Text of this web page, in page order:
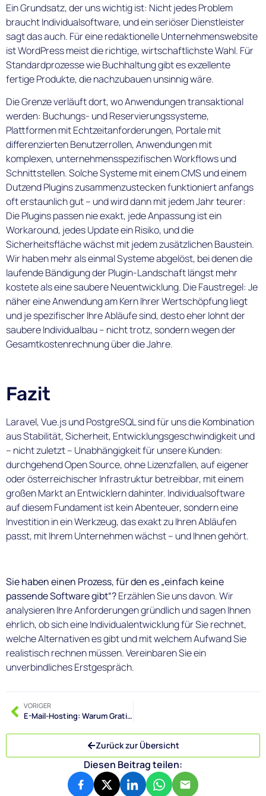
Ein Grundsatz, der uns wichtig ist: Nicht jedes Problem
braucht Individualsoftware, und ein seriöser Dienstleister
sagt das auch. Für eine redaktionelle Unternehmenswebsite
ist WordPress meist die richtige, wirtschaftlichste Wahl. Für
Standardprozesse wie Buchhaltung gibt es exzellente
fertige Produkte, die nachzubauen unsinnig wäre.
Die Grenze verläuft dort, wo Anwendungen transaktional
werden: Buchungs- und Reservierungssysteme,
Plattformen mit Echtzeitanforderungen, Portale mit
differenzierten Benutzerrollen, Anwendungen mit
komplexen, unternehmensspezifischen Workflows und
Schnittstellen. Solche Systeme mit einem CMS und einem
Dutzend Plugins zusammenzustecken funktioniert anfangs
oft erstaunlich gut – und wird dann mit jedem Jahr teurer:
Die Plugins passen nie exakt, jede Anpassung ist ein
Workaround, jedes Update ein Risiko, und die
Sicherheitsfläche wächst mit jedem zusätzlichen Baustein.
Wir haben mehr als einmal Systeme abgelöst, bei denen die
laufende Bändigung der Plugin-Landschaft längst mehr
kostete als eine saubere Neuentwicklung. Die Faustregel: Je
näher eine Anwendung am Kern Ihrer Wertschöpfung liegt
und je spezifischer Ihre Abläufe sind, desto eher lohnt der
saubere Individualbau – nicht trotz, sondern wegen der
Gesamtkostenrechnung über die Jahre.
Fazit
Laravel, Vue.js und PostgreSQL sind für uns die Kombination
aus Stabilität, Sicherheit, Entwicklungsgeschwindigkeit und
– nicht zuletzt – Unabhängigkeit für unsere Kunden:
durchgehend Open Source, ohne Lizenzfallen, auf eigener
oder österreichischer Infrastruktur betreibbar, mit einem
großen Markt an Entwicklern dahinter. Individualsoftware
auf diesem Fundament ist kein Abenteuer, sondern eine
Investition in ein Werkzeug, das exakt zu Ihren Abläufen
passt, mit Ihrem Unternehmen wächst – und Ihnen gehört.
Sie haben einen Prozess, für den es „einfach keine
passende Software gibt“?Erzählen Sie uns davon. Wir
analysieren Ihre Anforderungen gründlich und sagen Ihnen
ehrlich, ob sich eine Individualentwicklung für Sie rechnet,
welche Alternativen es gibt und mit welchem Aufwand Sie
realistisch rechnen müssen. Vereinbaren Sie ein
unverbindliches Erstgespräch.
VORIGER
E-Mail-Hosting: Warum Gratis-Postfächer für Firmen ein Risiko sind
Zurück zur Übersicht
Diesen Beitrag teilen: